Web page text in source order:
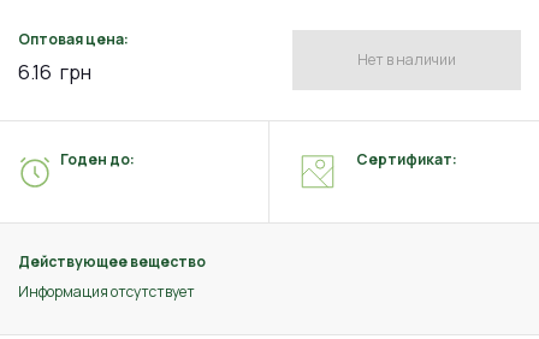
Оптовая цена:
6.16 грн Нет в наличии
Действующее вещество
Информация отсутствует
Годен до: Сертификат: